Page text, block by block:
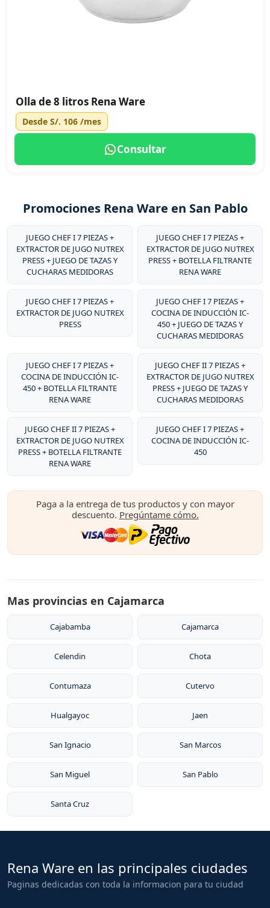
Olla de 8 litros Rena Ware
Desde S/. 106 /mes
Consultar
Promociones Rena Ware en San Pablo
JUEGO CHEF I 7 PIEZAS +
EXTRACTOR DE JUGO NUTREX
PRESS + JUEGO DE TAZAS Y
CUCHARAS MEDIDORAS
JUEGO CHEF I 7 PIEZAS +
EXTRACTOR DE JUGO NUTREX
PRESS + BOTELLA FILTRANTE
RENA WARE
JUEGO CHEF I 7 PIEZAS +
EXTRACTOR DE JUGO NUTREX
PRESS
JUEGO CHEF I 7 PIEZAS +
COCINA DE INDUCCIÓN IC-
450 + JUEGO DE TAZAS Y
CUCHARAS MEDIDORAS
JUEGO CHEF I 7 PIEZAS +
COCINA DE INDUCCIÓN IC-
450 + BOTELLA FILTRANTE
RENA WARE
JUEGO CHEF II 7 PIEZAS +
EXTRACTOR DE JUGO NUTREX
PRESS + JUEGO DE TAZAS Y
CUCHARAS MEDIDORAS
JUEGO CHEF II 7 PIEZAS +
EXTRACTOR DE JUGO NUTREX
PRESS + BOTELLA FILTRANTE
RENA WARE
JUEGO CHEF I 7 PIEZAS +
COCINA DE INDUCCIÓN IC-
450
Paga a la entrega de tus productos y con mayor
descuento. Pregúntame cómo.
Mas provincias en Cajamarca
Cajabamba Cajamarca
Celendin Chota
Contumaza Cutervo
Hualgayoc Jaen
San Ignacio San Marcos
San Miguel San Pablo
Santa Cruz
Rena Ware en las principales ciudades
Paginas dedicadas con toda la informacion para tu ciudad